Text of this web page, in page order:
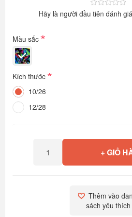
Hãy là người đầu tiên đánh
Màu sắc*
Kích thước*
10/26
12/28
+ GIỎ
Thêm vào
sách yêu thích